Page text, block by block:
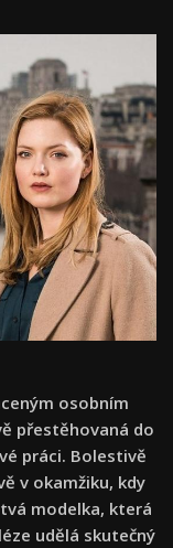
osobním
přestěhovaná do
práci. Bolestivě
v okamžiku, kdy
modelka, která
udělá skutečný